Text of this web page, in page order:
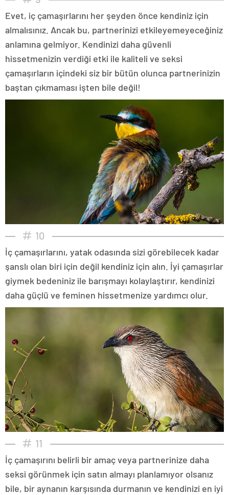
Evet, iç çamaşırlarını her şeyden önce kendiniz için
almalısınız. Ancak bu, partnerinizi etkileyemeyeceğiniz
anlamına gelmiyor. Kendinizi daha güvenli
hissetmenizin verdiği etki ile kaliteli ve seksi
çamaşırların içindeki siz bir bütün olunca partnerinizin
baştan çıkmaması işten bile değil!
10
İç çamaşırlarını, yatak odasında sizi görebilecek kadar
şanslı olan biri için değil kendiniz için alın. İyi çamaşırlar
giymek bedeniniz ile barışmayı kolaylaştırır, kendinizi
daha güçlü ve feminen hissetmenize yardımcı olur.
11
İç çamaşırını belirli bir amaç veya partnerinize daha
seksi görünmek için satın almayı planlamıyor olsanız
bile, bir aynanın karşısında durmanın ve kendinizi en iyi